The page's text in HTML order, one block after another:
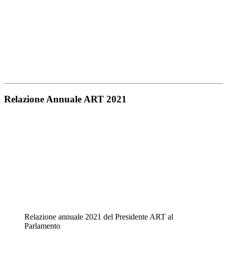
Relazione Annuale ART 2021
Relazione annuale 2021 del Presidente ART al
Parlamento